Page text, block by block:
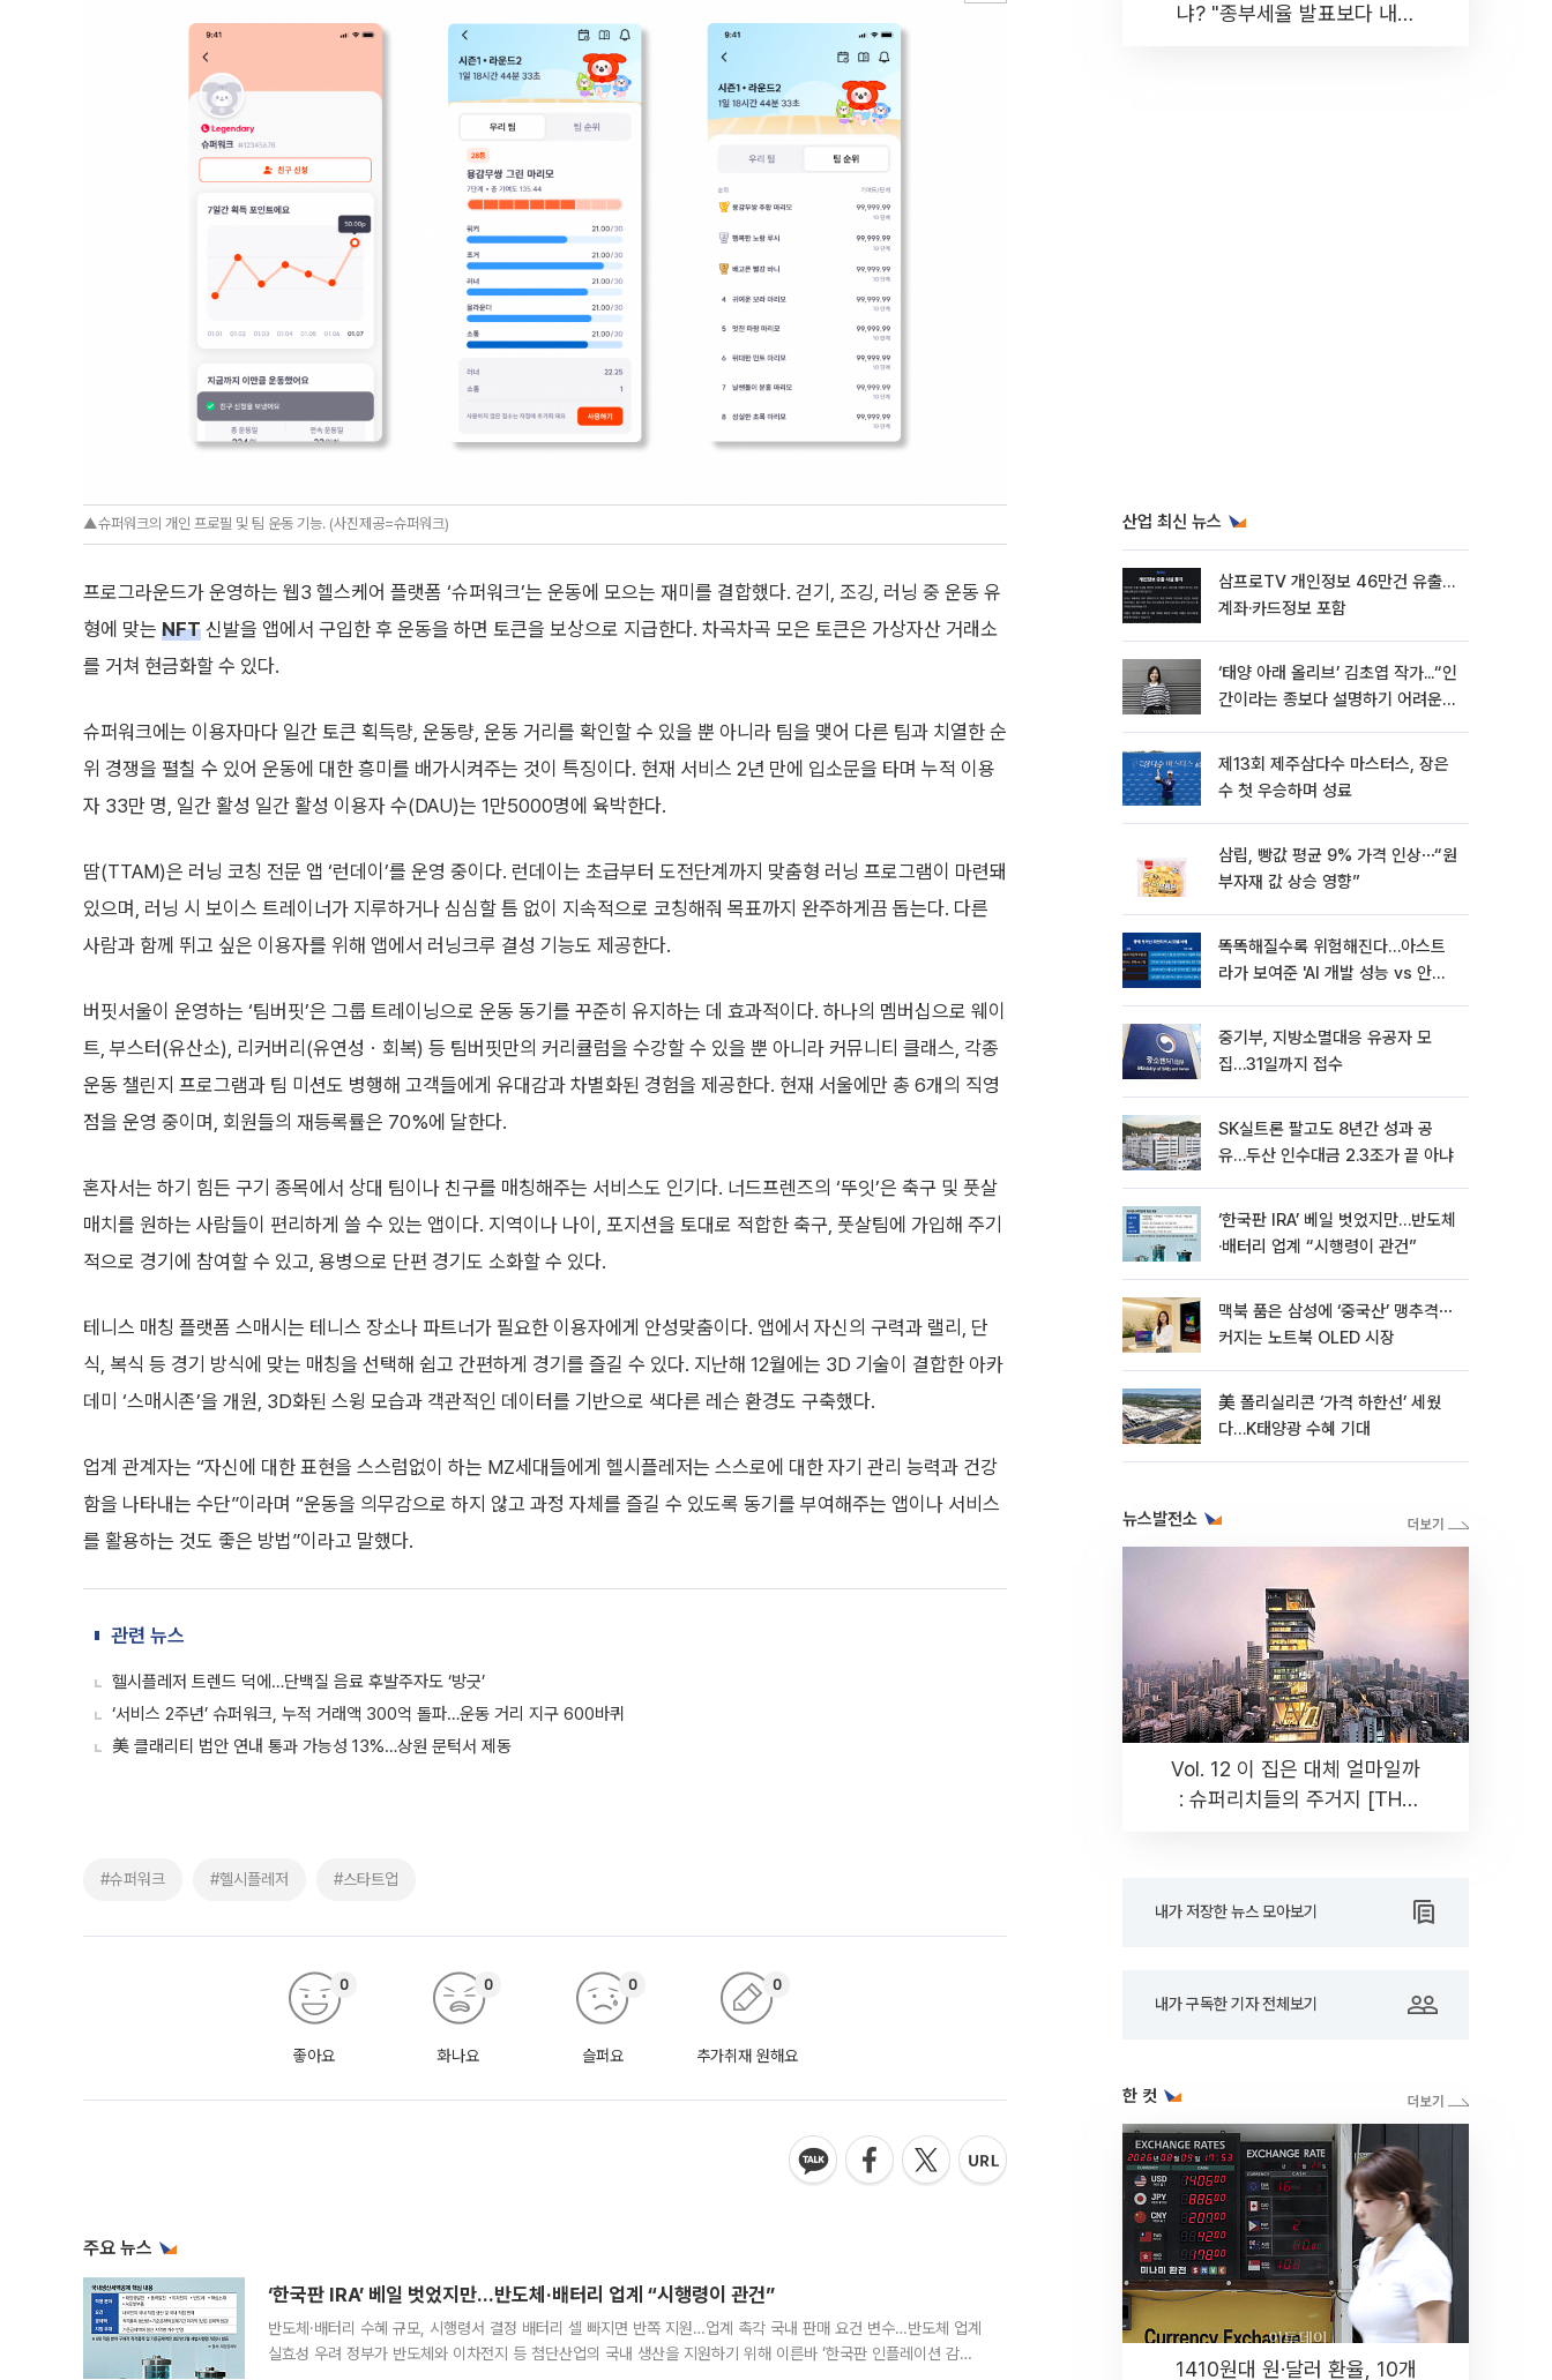
▲슈퍼워크의 개인 프로필 및 팀 운동 기능. (사진제공=슈퍼워크)
프로그라운드가 운영하는 웹3 헬스케어 플랫폼 ‘슈퍼워크’는 운동에 모으는 재미를 결합했다. 걷기, 조깅, 러닝 중 운동 유
형에 맞는 NFT 신발을 앱에서 구입한 후 운동을 하면 토큰을 보상으로 지급한다. 차곡차곡 모은 토큰은 가상자산 거래소
를 거쳐 현금화할 수 있다.
슈퍼워크에는 이용자마다 일간 토큰 획득량, 운동량, 운동 거리를 확인할 수 있을 뿐 아니라 팀을 맺어 다른 팀과 치열한 순
위 경쟁을 펼칠 수 있어 운동에 대한 흥미를 배가시켜주는 것이 특징이다. 현재 서비스 2년 만에 입소문을 타며 누적 이용
자 33만 명, 일간 활성 일간 활성 이용자 수(DAU)는 1만5000명에 육박한다.
땀(TTAM)은 러닝 코칭 전문 앱 ‘런데이’를 운영 중이다. 런데이는 초급부터 도전단계까지 맞춤형 러닝 프로그램이 마련돼
있으며, 러닝 시 보이스 트레이너가 지루하거나 심심할 틈 없이 지속적으로 코칭해줘 목표까지 완주하게끔 돕는다. 다른
사람과 함께 뛰고 싶은 이용자를 위해 앱에서 러닝크루 결성 기능도 제공한다.
버핏서울이 운영하는 ‘팀버핏’은 그룹 트레이닝으로 운동 동기를 꾸준히 유지하는 데 효과적이다. 하나의 멤버십으로 웨이
트, 부스터(유산소), 리커버리(유연성ㆍ회복) 등 팀버핏만의 커리큘럼을 수강할 수 있을 뿐 아니라 커뮤니티 클래스, 각종
운동 챌린지 프로그램과 팀 미션도 병행해 고객들에게 유대감과 차별화된 경험을 제공한다. 현재 서울에만 총 6개의 직영
점을 운영 중이며, 회원들의 재등록률은 70%에 달한다.
혼자서는 하기 힘든 구기 종목에서 상대 팀이나 친구를 매칭해주는 서비스도 인기다. 너드프렌즈의 ‘뚜잇’은 축구 및 풋살
매치를 원하는 사람들이 편리하게 쓸 수 있는 앱이다. 지역이나 나이, 포지션을 토대로 적합한 축구, 풋살팀에 가입해 주기
적으로 경기에 참여할 수 있고, 용병으로 단편 경기도 소화할 수 있다.
테니스 매칭 플랫폼 스매시는 테니스 장소나 파트너가 필요한 이용자에게 안성맞춤이다. 앱에서 자신의 구력과 랠리, 단
식, 복식 등 경기 방식에 맞는 매칭을 선택해 쉽고 간편하게 경기를 즐길 수 있다. 지난해 12월에는 3D 기술이 결합한 아카
데미 ‘스매시존’을 개원, 3D화된 스윙 모습과 객관적인 데이터를 기반으로 색다른 레슨 환경도 구축했다.
업계 관계자는 “자신에 대한 표현을 스스럼없이 하는 MZ세대들에게 헬시플레저는 스스로에 대한 자기 관리 능력과 건강
함을 나타내는 수단”이라며 “운동을 의무감으로 하지 않고 과정 자체를 즐길 수 있도록 동기를 부여해주는 앱이나 서비스
를 활용하는 것도 좋은 방법”이라고 말했다.
관련 뉴스
헬시플레저 트렌드 덕에…단백질 음료 후발주자도 ‘방긋’
‘서비스 2주년’ 슈퍼워크, 누적 거래액 300억 돌파…운동 거리 지구 600바퀴
美 클래리티 법안 연내 통과 가능성 13%…상원 문턱서 제동
#슈퍼워크 #헬시플레저 #스타트업
좋아요
0
화나요
0
슬퍼요
0
추가취재 원해요
0
주요 뉴스
‘한국판 IRA’ 베일 벗었지만…반도체·배터리 업계 “시행령이 관건”
반도체·배터리 수혜 규모, 시행령서 결정 배터리 셀 빠지면 반쪽 지원…업계 촉각 국내 판매 요건 변수…반도체 업계
실효성 우려 정부가 반도체와 이차전지 등 첨단산업의 국내 생산을 지원하기 위해 이른바 ‘한국판 인플레이션 감축
냐? "종부세율 발표보다 내릴
산업 최신 뉴스
삼프로TV 개인정보 46만건 유출…
계좌·카드정보 포함
‘태양 아래 올리브’ 김초엽 작가...“인
간이라는 종보다 설명하기 어려운
뷰]
제13회 제주삼다수 마스터스, 장은
수 첫 우승하며 성료
삼립, 빵값 평균 9% 가격 인상⋯“원
부자재 값 상승 영향”
똑똑해질수록 위험해진다…아스트
라가 보여준 'AI 개발 성능 vs 안전
중기부, 지방소멸대응 유공자 모
집…31일까지 접수
SK실트론 팔고도 8년간 성과 공
유…두산 인수대금 2.3조가 끝 아냐
‘한국판 IRA’ 베일 벗었지만…반도체
·배터리 업계 “시행령이 관건”
맥북 품은 삼성에 ‘중국산’ 맹추격⋯
커지는 노트북 OLED 시장
美 폴리실리콘 ‘가격 하한선’ 세웠
다…K태양광 수혜 기대
뉴스발전소
Vol. 12 이 집은 대체 얼마일까
: 슈퍼리치들의 주거지 [THE
내가 저장한 뉴스 모아보기
내가 구독한 기자 전체보기
한 컷
1410원대 원·달러 환율, 10개